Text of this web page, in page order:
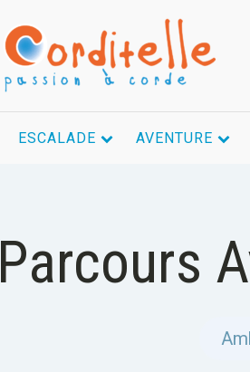
ESCALADE AVENTURE
Parcours